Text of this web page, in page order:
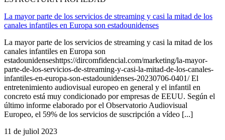
La mayor parte de los servicios de streaming y casi la mitad de los
canales infantiles en Europa son estadounidenses
La mayor parte de los servicios de streaming y casi la mitad de los
canales infantiles en Europa son
estadounidenseshttps://dircomfidencial.com/marketing/la-mayor-
parte-de-los-servicios-de-streaming-y-casi-la-mitad-de-los-canales-
infantiles-en-europa-son-estadounidenses-20230706-0401/ El
entretenimiento audiovisual europeo en general y el infantil en
concreto está muy condicionado por empresas de EEUU. Según el
último informe elaborado por el Observatorio Audiovisual
Europeo, el 59% de los servicios de suscripción a vídeo [...]
11 de juliol 2023